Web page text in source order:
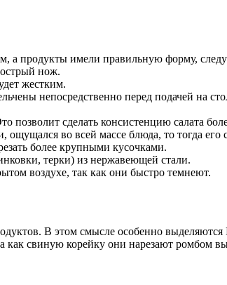
продукты имели правильную форму,
нож.
жестким.
непосредственно перед подачей на
позволит сделать консистенцию салата
во всей массе блюда, то тогда
более крупными кусочками.
терки) из нержавеющей стали.
воздухе, так как они быстро темнеют.
В этом смысле особенно
как свиную корейку они нарезают ромбом